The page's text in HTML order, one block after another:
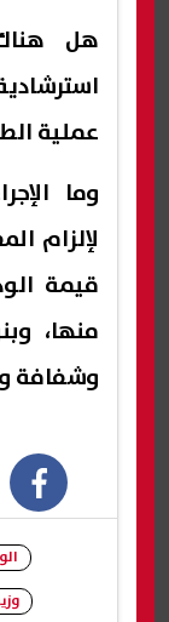
هل
عملية
وما
لإلزام
قيمة
منها،
وشفافة